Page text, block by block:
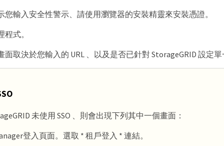
您輸入安全性警示、請使用瀏覽器的安裝精靈來安裝憑證。
式。
取決於您輸入的 URL 、以及是否已針對 StorageGRID 設定單
未使用 SSO 、則會出現下列其中一個畫面：
登入頁面。選取 * 租戶登入 * 連結。